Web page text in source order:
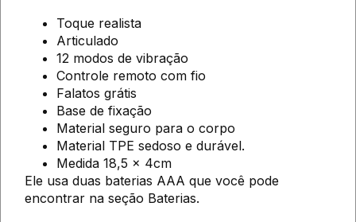
Toque realista
Articulado
12 modos de vibração
Controle remoto com fio
Falatos grátis
Base de fixação
Material seguro para o corpo
Material TPE sedoso e durável.
Medida 18,5 x 4cm
Ele usa duas baterias AAA que você pode
encontrar na seção Baterias.